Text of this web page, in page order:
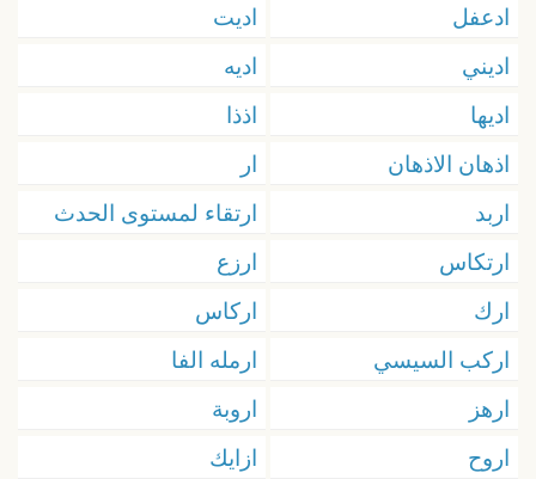
ادعفل
اديت
اديني
اديه
اديها
اذذا
اذهان الاذهان
ار
اربد
ارتقاء لمستوى الحدث
ارتكاس
ارزع
ارك
اركاس
اركب السيسي
ارمله الفا
ارهز
اروبة
اروح
ازايك